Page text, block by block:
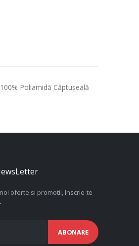
Poliamidă Căptuşeală
oferte si promotii, Inscrie-te
ABONARE